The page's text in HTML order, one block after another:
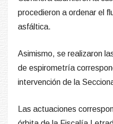
Las actuaciones
órbita de la Fiscalía